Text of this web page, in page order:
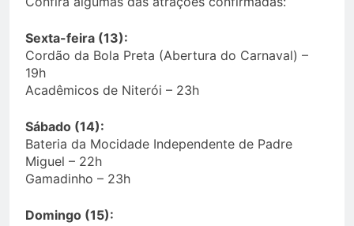
Sexta-feira (13):
Cordão da Bola Preta (Abertura do Carnaval) –
19h
Acadêmicos de Niterói – 23h
Sábado (14):
Bateria da Mocidade Independente de Padre
Miguel – 22h
Gamadinho – 23h
Domingo (15):